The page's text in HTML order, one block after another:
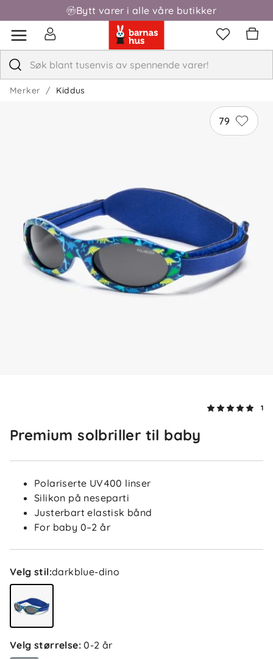
Bytt varer i alle våre butikker
Fri frakt over 1000,-
Merker Kiddus
79
1
Premium solbriller til baby
Polariserte UV400 linser
Silikon på neseparti
Justerbart elastisk bånd
For baby 0–2 år
Velg stil:darkblue-dino
Velg størrelse:0-2 år